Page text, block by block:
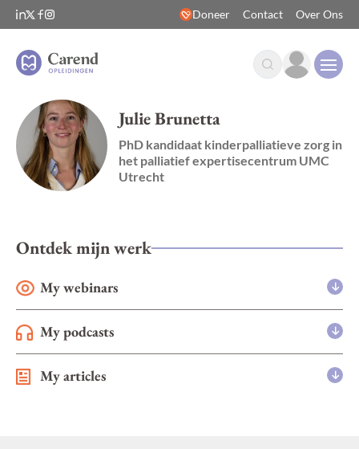
Doneer Contact Over Ons
Julie Brunetta
PhD kandidaat kinderpalliatieve zorg in
het palliatief expertisecentrum UMC
Utrecht
Ontdek mijn werk
My webinars
My podcasts
My articles